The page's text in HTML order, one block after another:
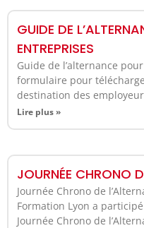
GUIDE DE
ENTREPRISES
Guide de l’alternance
formulaire pour
destination des
Lire plus »
JOURNÉE CHRONO
Journée Chrono de
Formation Lyon a
Journée Chrono de